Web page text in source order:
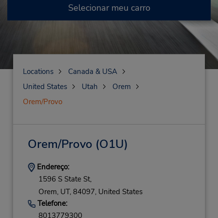
Selecionar meu carro
Locations
Canada & USA
United States
Utah
Orem
Orem/Provo
Orem/Provo (O1U)
Endereço:
1596 S State St,
Orem, UT, 84097, United States
Telefone:
8013779300